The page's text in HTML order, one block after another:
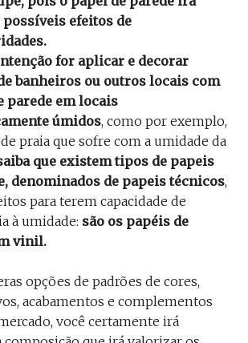
efeitos de
for aplicar e decorar
banheiros ou outros locais com
parede em locais
úmidos, como por exemplo,
praia que sofre com a umidade da
que existem tipos de papeis
denominados de papeis técnicos,
para terem capacidade de
à umidade: são os papéis de
vinil.
opções de padrões de cores,
acabamentos e complementos
você certamente irá